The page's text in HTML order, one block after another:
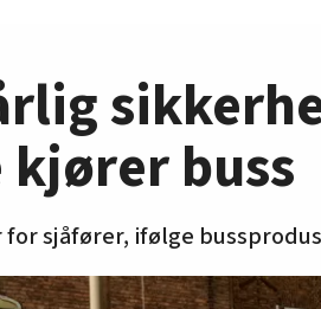
buss
sjåfører, ifølge